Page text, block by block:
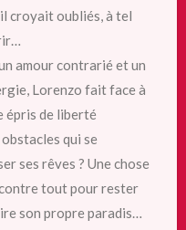
croyait oubliés, à tel
amour contrarié et un
Lorenzo fait face à
épris de liberté
qui se
ses rêves ? Une chose
tout pour rester
son propre paradis…